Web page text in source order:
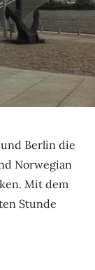
Berlin die
Norwegian
Mit dem
Stunde